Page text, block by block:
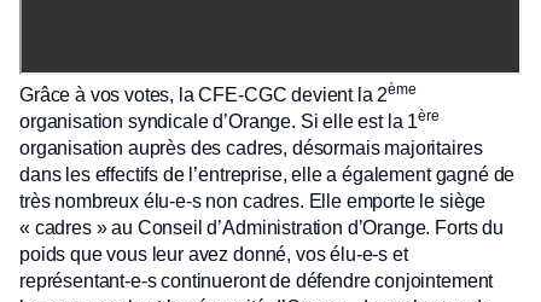
Grâce à vos votes, la CFE-CGC devient la 2ème
organisation syndicale d’Orange. Si elle est la 1ère
organisation auprès des cadres, désormais majoritaires
dans les effectifs de l’entreprise, elle a également gagné de
très nombreux élu-e-s non cadres. Elle emporte le siège
« cadres » au Conseil d’Administration d’Orange. Forts du
poids que vous leur avez donné, vos élu-e-s et
représentant-e-s continueront de défendre conjointement